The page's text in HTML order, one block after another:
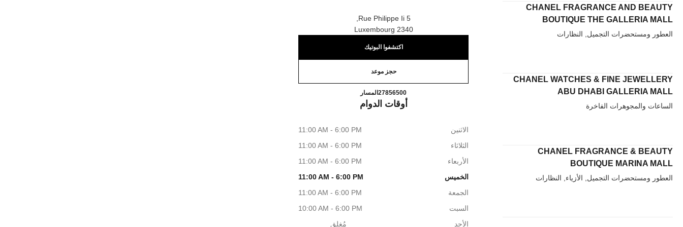
CHANEL FRAGRANCE AND BEAUTY
BOUTIQUE THE GALLERIA MALL
العطور ومستحضرات التجميل, النظارات
CHANEL WATCHES & FINE JEWELLERY
ABU DHABI GALLERIA MALL
الساعات والمجوهرات الفاخرة
CHANEL FRAGRANCE & BEAUTY
BOUTIQUE MARINA MALL
العطور ومستحضرات التجميل, الأزياء, النظارات
5 Rue Philippe Ii,
2340 Luxembourg
اكتشفوا البوتيك
حجز موعد
اتصال
27856500 المسارCHANEL LUXEMBOURG
أوقات الدوام
الاثنين
11:00 AM - 6:00 PM
الثلاثاء
11:00 AM - 6:00 PM
الأربعاء
11:00 AM - 6:00 PM
الخميس
11:00 AM - 6:00 PM
الجمعة
11:00 AM - 6:00 PM
السبت
10:00 AM - 6:00 PM
الأحد
مُغلق